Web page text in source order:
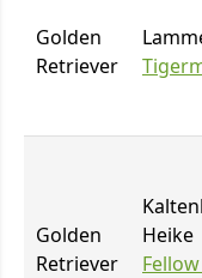
Golden
Retriever
Golden
Retriever
Heike